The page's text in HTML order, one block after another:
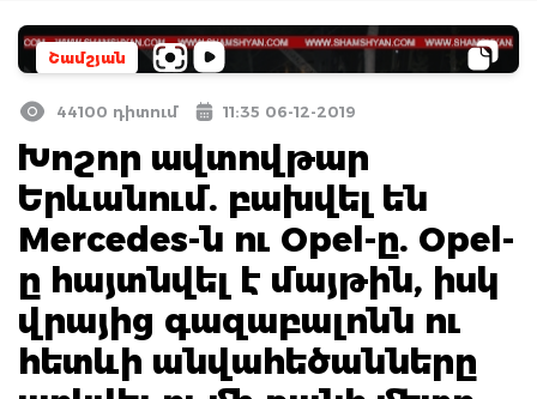
Շամշյան
44100 դիտում 11:35 06-12-2019
Խոշոր ավտովթար
Երևանում. բախվել են
Mercedes-ն ու Opel-ը. Opel-
ը հայտնվել է մայթին, իսկ
վրայից գազաբալոնն ու
հետևի անվահեծանները